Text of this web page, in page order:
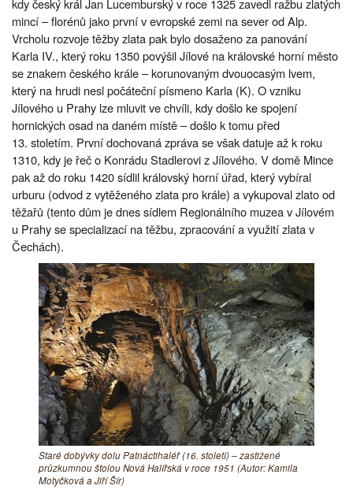
kdy český král Jan Lucemburský v roce 1325 zavedl ražbu zlatých
mincí – florénů jako první v evropské zemi na sever od Alp.
Vrcholu rozvoje těžby zlata pak bylo dosaženo za panování
Karla IV., který roku 1350 povýšil Jílové na královské horní město
se znakem českého krále – korunovaným dvouocasým lvem,
který na hrudi nesl počáteční písmeno Karla (K). O vzniku
Jílového u Prahy lze mluvit ve chvíli, kdy došlo ke spojení
hornických osad na daném místě – došlo k tomu před
13. stoletím. První dochovaná zpráva se však datuje až k roku
1310, kdy je řeč o Konrádu Stadlerovi z Jílového. V domě Mince
pak až do roku 1420 sídlil královský horní úřad, který vybíral
urburu (odvod z vytěženého zlata pro krále) a vykupoval zlato od
těžařů (tento dům je dnes sídlem Regionálního muzea v Jílovém
u Prahy se specializací na těžbu, zpracování a využití zlata v
Čechách).
Staré dobývky dolu Patnáctihaléř (16. století) – zastižené
průzkumnou štolou Nová Halířská v roce 1951 (Autor: Kamila
Motyčková a Jiří Šír)